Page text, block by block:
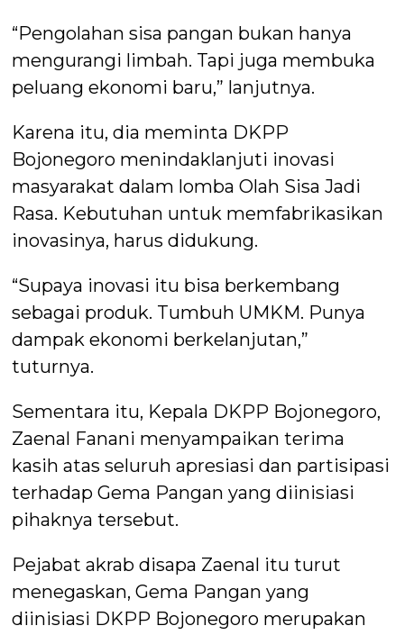
“Pengolahan sisa pangan bukan hanya
mengurangi limbah. Tapi juga membuka
peluang ekonomi baru,” lanjutnya.
Karena itu, dia meminta DKPP
Bojonegoro menindaklanjuti inovasi
masyarakat dalam lomba Olah Sisa Jadi
Rasa. Kebutuhan untuk memfabrikasikan
inovasinya, harus didukung.
“Supaya inovasi itu bisa berkembang
sebagai produk. Tumbuh UMKM. Punya
dampak ekonomi berkelanjutan,”
tuturnya.
Sementara itu, Kepala DKPP Bojonegoro,
Zaenal Fanani menyampaikan terima
kasih atas seluruh apresiasi dan partisipasi
terhadap Gema Pangan yang diinisiasi
pihaknya tersebut.
Pejabat akrab disapa Zaenal itu turut
menegaskan, Gema Pangan yang
diinisiasi DKPP Bojonegoro merupakan